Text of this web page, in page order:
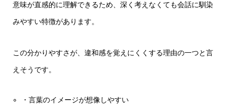
意味が直感的に理解できるため、深く考えなくても会話に馴染
みやすい特徴があります。
この分かりやすさが、違和感を覚えにくくする理由の一つと言
えそうです。
・言葉のイメージが想像しやすい